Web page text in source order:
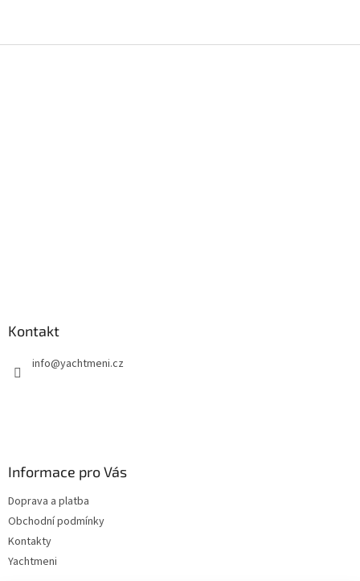
Kontakt
info@yachtmeni.cz
Informace pro Vás
Doprava a platba
Obchodní podmínky
Kontakty
Yachtmeni